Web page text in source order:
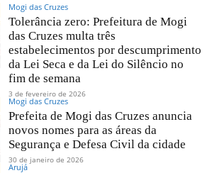
Mogi das Cruzes
Tolerância zero: Prefeitura de Mogi
das Cruzes multa três
estabelecimentos por descumprimento
da Lei Seca e da Lei do Silêncio no
fim de semana
3 de fevereiro de 2026
Mogi das Cruzes
Prefeita de Mogi das Cruzes anuncia
novos nomes para as áreas da
Segurança e Defesa Civil da cidade
30 de janeiro de 2026
Arujá